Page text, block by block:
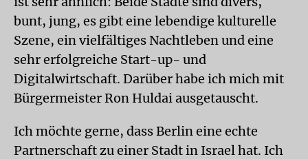
bunt, jung, es gibt eine lebendige kulturelle
Szene, ein vielfältiges Nachtleben und eine
sehr erfolgreiche Start-up- und
Digitalwirtschaft. Darüber habe ich mich mit
Bürgermeister Ron Huldai ausgetauscht.
Ich möchte gerne, dass Berlin eine echte
Partnerschaft zu einer Stadt in Israel hat. Ich